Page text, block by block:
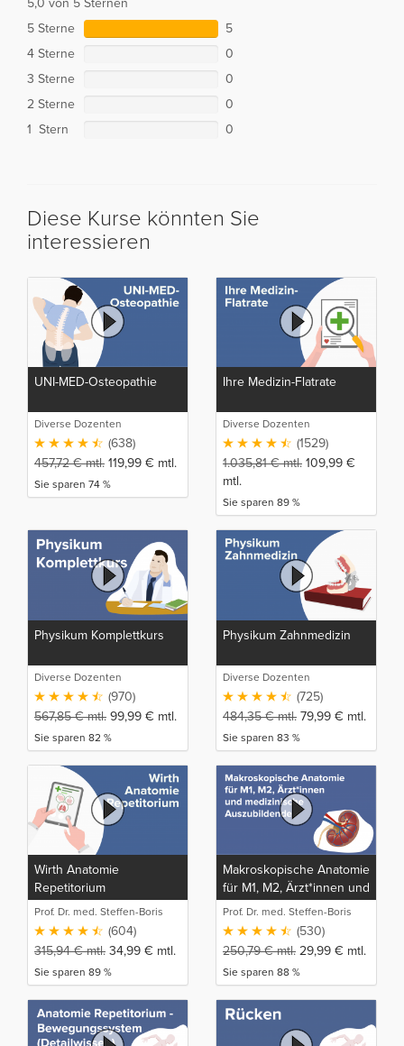
5 Sterne
5
4 Sterne
0
3 Sterne
0
2 Sterne
0
1 Stern
0
Diese Kurse könnten Sie
interessieren
UNI-MED-Osteopathie
Diverse Dozenten
(638)
457,72€mtl. 119,99 € mtl.
Sie sparen 74 %
Ihre Medizin-Flatrate
Diverse Dozenten
(1529)
1.035,81€mtl. 109,99 €
mtl.
Sie sparen 89 %
Physikum Komplettkurs
Diverse Dozenten
(970)
567,85€mtl. 99,99 € mtl.
Sie sparen 82 %
Physikum Zahnmedizin
Diverse Dozenten
(725)
484,35€mtl. 79,99 € mtl.
Sie sparen 83 %
Wirth Anatomie
Repetitorium
Prof. Dr. med. Steffen-Boris
Wirth (1)
(604)
315,94€mtl. 34,99 € mtl.
Sie sparen 89 %
Makroskopische Anatomie
für M1, M2, Ärzt*innen und
medizinische
Auszubildende
Prof. Dr. med. Steffen-Boris
Wirth (1)
(530)
250,79€mtl. 29,99 € mtl.
Sie sparen 88 %